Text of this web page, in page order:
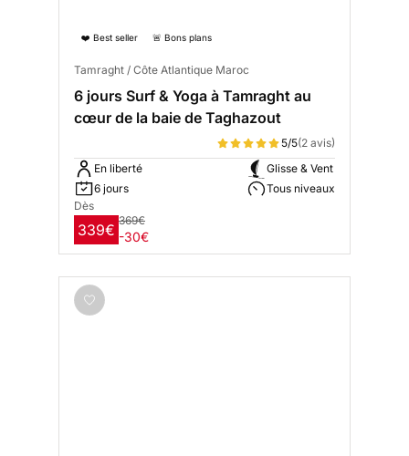
❤️ Best seller 🚨 Bons plans
Tamraght / Côte Atlantique Maroc
6 jours Surf & Yoga à Tamraght au
cœur de la baie de Taghazout
5/5(2 avis)
En liberté
6 jours
Glisse & Vent
Tous niveaux
Dès
339€
369€
-30€